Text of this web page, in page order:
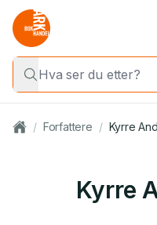
/ Forfattere / Kyrre
Kyrre